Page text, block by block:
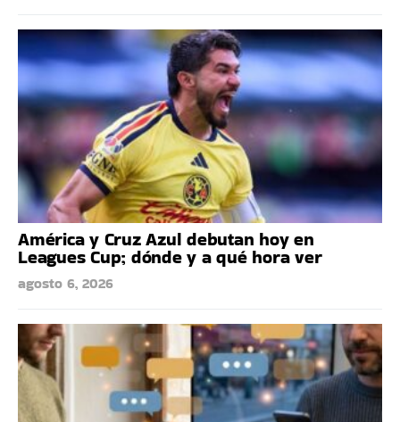
América y Cruz Azul debutan hoy en
Leagues Cup; dónde y a qué hora ver
agosto 6, 2026